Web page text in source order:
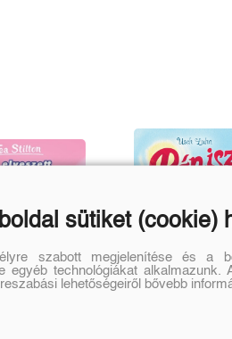
sütiket (cookie)
szabott megjelenítése és a
egyéb technológiákat alkalmazunk.
lehetőségeiről bővebb